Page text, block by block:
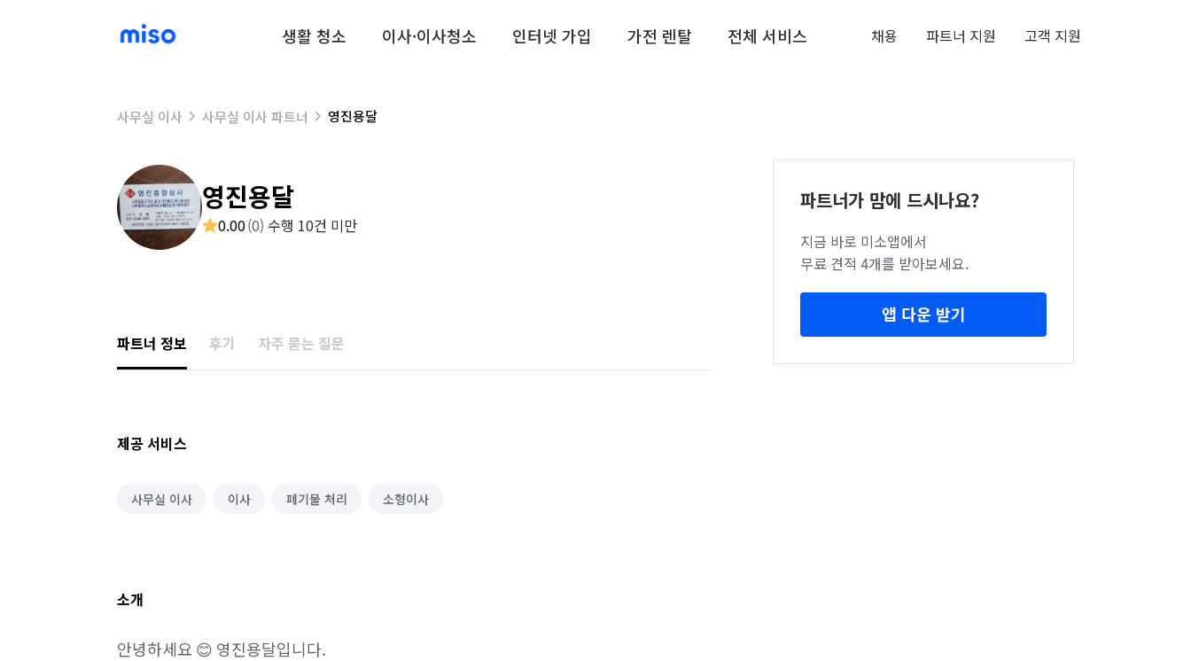
생활 청소 이사·이사청소 인터넷 가입 가전 렌탈 전체 서비스 채용 파트너 지원 고객 지원
사무실 이사 사무실 이사 파트너 영진용달
영진용달
0.00(0) 수행 10건 미만
파트너 정보 후기 자주 묻는 질문
제공 서비스
사무실 이사 이사 폐기물 처리 소형이사
소개
안녕하세요 😊 영진용달입니다.
파트너가 맘에 드시나요?
지금 바로 미소앱에서
무료 견적 4개를 받아보세요.
앱 다운 받기